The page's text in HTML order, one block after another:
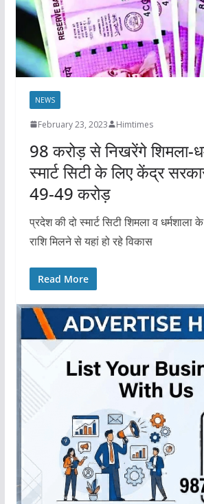
NEWS
February 23, 2023 Himtimes
98 करोड़ से निखरेंगे शिमला-
स्मार्ट सिटी के लिए केंद्र
49-49 करोड़
प्रदेश की दो स्मार्ट सिटी शिमला व
राशि मिलने से यहां हो रहे विकास
Read More